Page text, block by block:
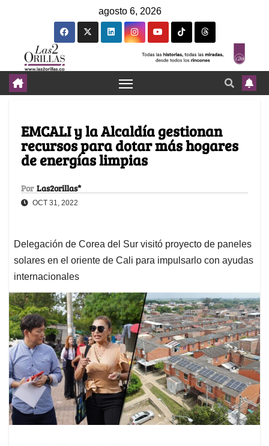
agosto 6, 2026
EMCALI y la Alcaldía gestionan
recursos para dotar más hogares
de energías limpias
Por Las2orillas*
OCT 31, 2022
Delegación de Corea del Sur visitó proyecto de paneles
solares en el oriente de Cali para impulsarlo con ayudas
internacionales